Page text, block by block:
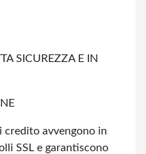
SICUREZZA E IN
credito avvengono in
SSL e garantiscono